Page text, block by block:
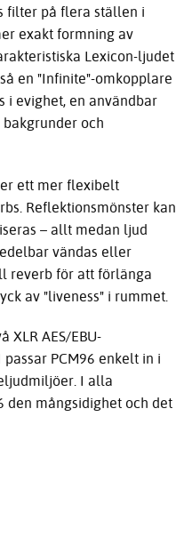
filter på flera ställen i
exakt formning av
Lexicon-ljudet
en "Infinite"-omkopplare
i evighet, en användbar
och
ett mer flexibelt
Reflektionsmönster kan
– allt medan ljud
vändas eller
reverb för att förlänga
av "liveness" i rummet.
XLR AES/EBU-
PCM96 enkelt in i
I alla
den mångsidighet och det